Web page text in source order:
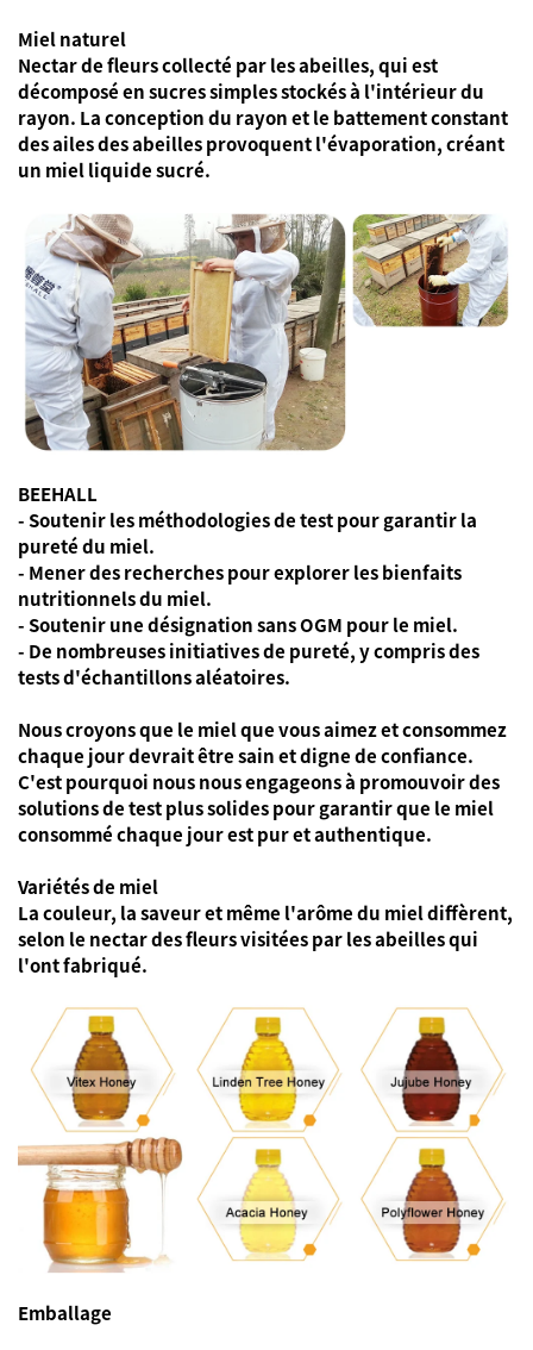
Miel naturel
Nectar de fleurs collecté par les abeilles, qui est
décomposé en sucres simples stockés à l'intérieur du
rayon. La conception du rayon et le battement constant
des ailes des abeilles provoquent l'évaporation, créant
un miel liquide sucré.
BEEHALL
- Soutenir les méthodologies de test pour garantir la
pureté du miel.
- Mener des recherches pour explorer les bienfaits
nutritionnels du miel.
- Soutenir une désignation sans OGM pour le miel.
- De nombreuses initiatives de pureté, y compris des
tests d'échantillons aléatoires.
Nous croyons que le miel que vous aimez et consommez
chaque jour devrait être sain et digne de confiance.
C'est pourquoi nous nous engageons à promouvoir des
solutions de test plus solides pour garantir que le miel
consommé chaque jour est pur et authentique.
Variétés de miel
La couleur, la saveur et même l'arôme du miel diffèrent,
selon le nectar des fleurs visitées par les abeilles qui
l'ont fabriqué.
Emballage